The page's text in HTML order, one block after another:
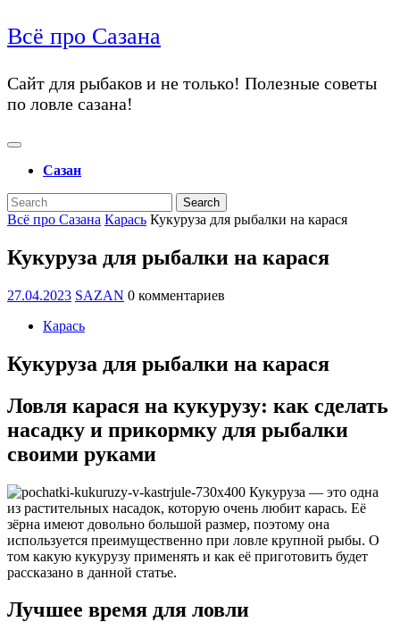
перейти
к
перейти
к
содержанию
Всё про Сазана
Сайт для рыбаков и не только! Полезные советы
по ловле сазана!
Открыть
Сазан
Закрыть
меню
Search
for:
Всё про Сазана Карась Кукуруза для рыбалки на карася
Кукуруза для рыбалки на карася
27.04.202327.04.2023
SAZAN SAZAN
0 комментариев
Карась
Кукуруза для рыбалки на карася
Ловля карася на кукурузу: как сделать
насадку и прикормку для рыбалки
своими руками
Кукуруза — это одна
из растительных насадок, которую очень любит карась. Её
зёрна имеют довольно большой размер, поэтому она
используется преимущественно при ловле крупной рыбы. О
том какую кукурузу применять и как её приготовить будет
рассказано в данной статье.
Лучшее время для ловли